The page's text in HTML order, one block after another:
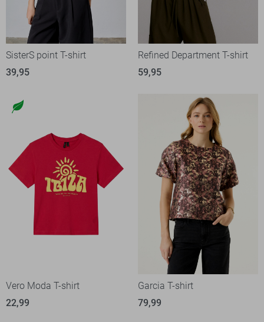
SisterS point T-shirt
39,95
Refined Department T-shirt
59,95
Vero Moda T-shirt
22,99
Garcia T-shirt
79,99